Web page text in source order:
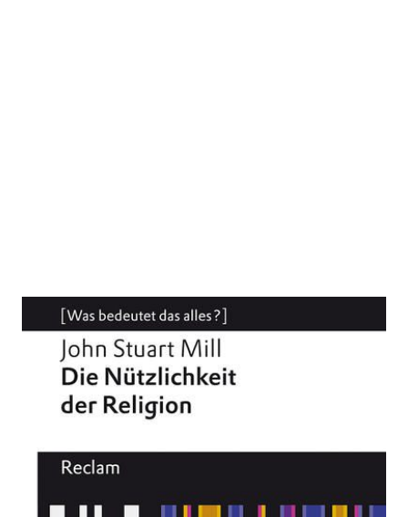
Die Nützlichkeit der
Religion
Zur Wunschliste hinzufügen